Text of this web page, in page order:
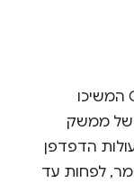
ממשק המשתמש והתוספים של Chrome המשיכו
של ממשק
ב-2016, אבל פעולות הדפדפן
לפחות עד